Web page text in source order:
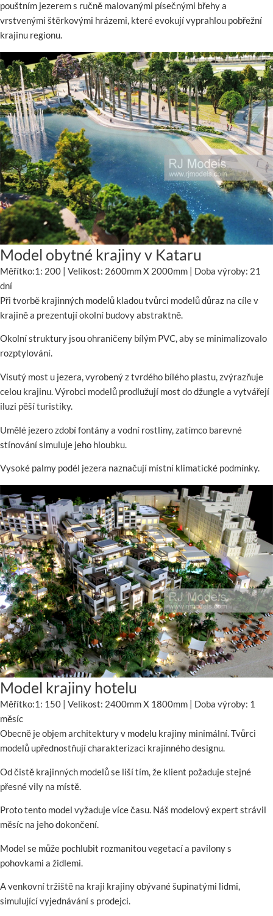
pouštním jezerem s ručně malovanými písečnými břehy a
vrstvenými štěrkovými hrázemi, které evokují vyprahlou pobřežní
krajinu regionu.
Model obytné krajiny v Kataru
Měřítko:1: 200 | Velikost: 2600mm X 2000mm | Doba výroby: 21
dní
Při tvorbě krajinných modelů kladou tvůrci modelů důraz na cíle v
krajině a prezentují okolní budovy abstraktně.
Okolní struktury jsou ohraničeny bílým PVC, aby se minimalizovalo
rozptylování.
Visutý most u jezera, vyrobený z tvrdého bílého plastu, zvýrazňuje
celou krajinu. Výrobci modelů prodlužují most do džungle a vytvářejí
iluzi pěší turistiky.
Umělé jezero zdobí fontány a vodní rostliny, zatímco barevné
stínování simuluje jeho hloubku.
Vysoké palmy podél jezera naznačují místní klimatické podmínky.
Model krajiny hotelu
Měřítko:1: 150 | Velikost: 2400mm X 1800mm | Doba výroby: 1
měsíc
Obecně je objem architektury v modelu krajiny minimální. Tvůrci
modelů upřednostňují charakterizaci krajinného designu.
Od čistě krajinných modelů se liší tím, že klient požaduje stejné
přesné vily na místě.
Proto tento model vyžaduje více času. Náš modelový expert strávil
měsíc na jeho dokončení.
Model se může pochlubit rozmanitou vegetací a pavilony s
pohovkami a židlemi.
A venkovní tržiště na kraji krajiny obývané šupinatými lidmi,
simulující vyjednávání s prodejci.